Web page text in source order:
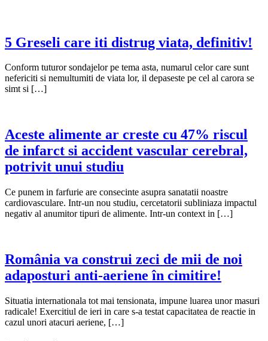
5 Greseli care iti distrug viata, definitiv!
Conform tuturor sondajelor pe tema asta, numarul celor care sunt
nefericiti si nemultumiti de viata lor, il depaseste pe cel al carora se
simt si […]
Aceste alimente ar creste cu 47% riscul
de infarct si accident vascular cerebral,
potrivit unui studiu
Ce punem in farfurie are consecinte asupra sanatatii noastre
cardiovasculare. Intr-un nou studiu, cercetatorii subliniaza impactul
negativ al anumitor tipuri de alimente. Intr-un context in […]
România va construi zeci de mii de noi
adaposturi anti-aeriene în cimitire!
Situatia internationala tot mai tensionata, impune luarea unor masuri
radicale! Exercitiul de ieri in care s-a testat capacitatea de reactie in
cazul unori atacuri aeriene, […]